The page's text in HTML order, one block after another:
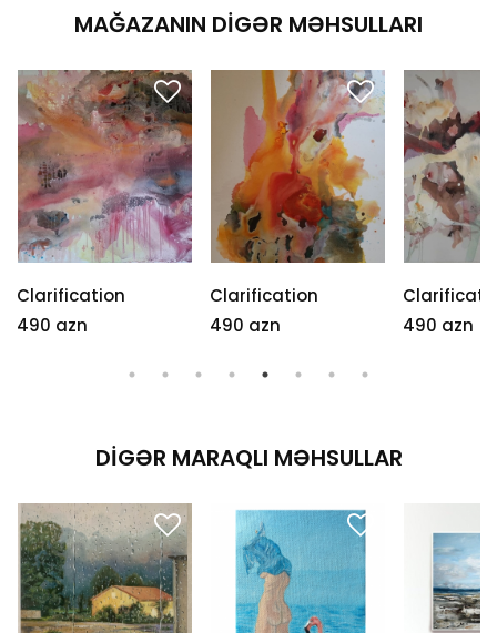
MAĞAZANIN DIGƏR MƏHSULLARI
Clarification
490 azn
Clarification
490 azn
490 azn
DIGƏR MARAQLI MƏHSULLAR